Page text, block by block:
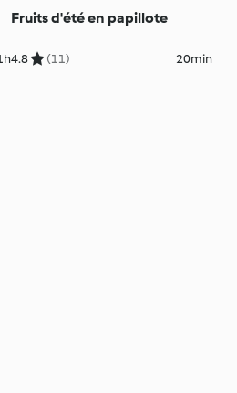
Fruits d'été en papillote
4.8 (11) 20min